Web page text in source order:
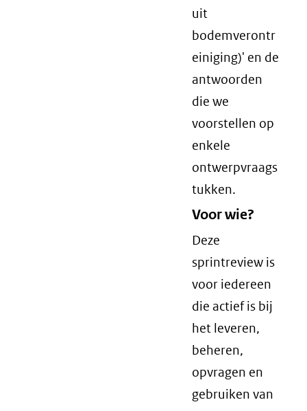
uit
bodemverontr
einiging)' en de
antwoorden
die we
voorstellen op
enkele
ontwerpvraags
tukken.
Voor wie?
Deze
sprintreview is
voor iedereen
die actief is bij
het leveren,
beheren,
opvragen en
gebruiken van